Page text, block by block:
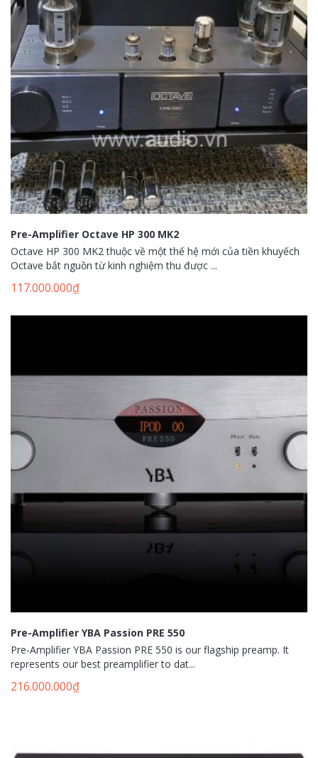
Pre-Amplifier Octave HP 300 MK2
Octave HP 300 MK2 thuộc về một thế hệ mới của tiền khuyếch
Octave bắt nguồn từ kinh nghiệm thu được ...
117.000.000₫
Pre-Amplifier YBA Passion PRE 550
Pre-Amplifier YBA Passion PRE 550 is our flagship preamp. It
represents our best preamplifier to dat...
216.000.000₫